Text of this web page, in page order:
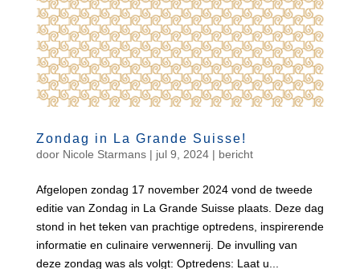
Zondag in La Grande Suisse!
door Nicole Starmans| jul 9, 2024| bericht
Afgelopen zondag 17 november 2024 vond de tweede
editie van Zondag in La Grande Suisse plaats. Deze dag
stond in het teken van prachtige optredens, inspirerende
informatie en culinaire verwennerij. De invulling van
deze zondag was als volgt: Optredens: Laat u...